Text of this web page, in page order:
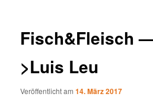
>Luis Leu
Veröffentlicht am14. März 2017